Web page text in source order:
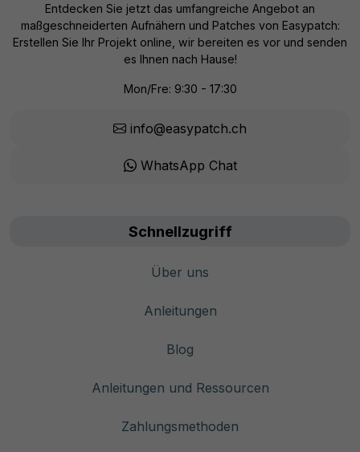
Entdecken Sie jetzt das umfangreiche Angebot an
maßgeschneiderten Aufnähern und Patches von Easypatch:
Erstellen Sie Ihr Projekt online, wir bereiten es vor und senden
es Ihnen nach Hause!
Mon/Fre: 9:30 - 17:30
info@easypatch.ch
WhatsApp Chat
Schnellzugriff
Über uns
Anleitungen
Blog
Anleitungen und Ressourcen
Zahlungsmethoden